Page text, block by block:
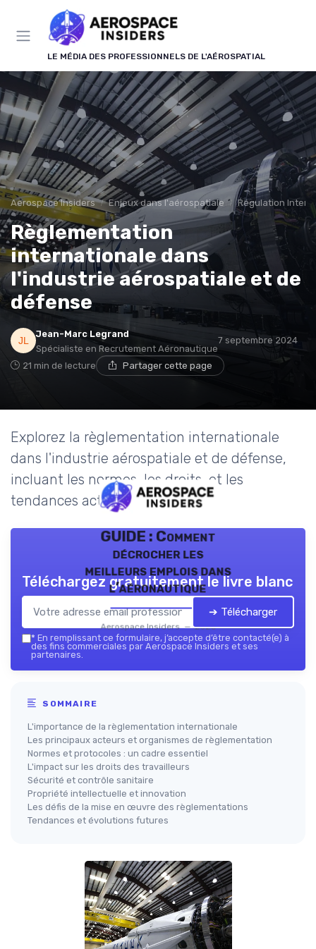
LE MÉDIA DES PROFESSIONNELS DE L'AÉROSPATIAL
Aerospace Insiders Enjeux dans l'aérospatiale Régulation
Règlementation
internationale dans
l'industrie aérospatiale et de
défense
Jean-Marc Legrand
Spécialiste en Recrutement Aéronautique
7 septembre 2024
21 min de lecture Partager cette page
Explorez la règlementation internationale
dans l'industrie aérospatiale et de défense,
incluant les normes, les droits, et les
tendances actuelles.
GUIDE : Comment
décrocher les
meilleurs emplois dans
l’aéronautique
Aerospace Insiders — 2026
Téléchargez gratuitement le livre blanc
➔ Télécharger
* En remplissant ce formulaire, j’accepte d’être contacté(e) à
des fins commerciales par Aerospace Insiders et ses
partenaires.
SOMMAIRE
L'importance de la règlementation internationale
Les principaux acteurs et organismes de règlementation
Normes et protocoles : un cadre essentiel
L'impact sur les droits des travailleurs
Sécurité et contrôle sanitaire
Propriété intellectuelle et innovation
Les défis de la mise en œuvre des règlementations
Tendances et évolutions futures
Panneau de gestion des cookies